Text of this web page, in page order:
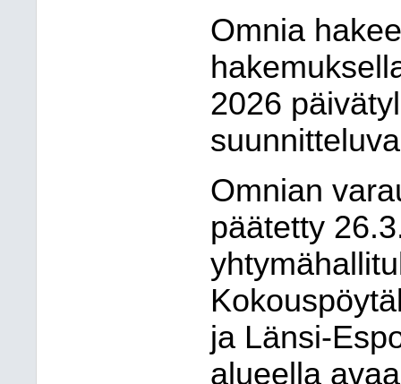
Omnia
2026
Omnian
päätetty
ja Länsi-
alueella